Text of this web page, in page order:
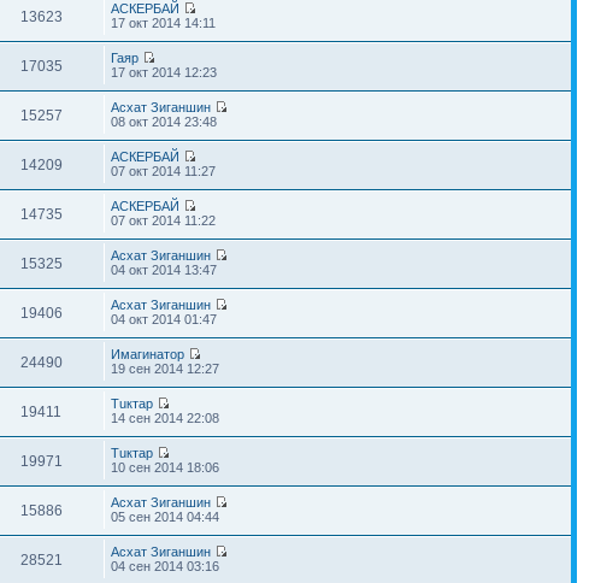
13623
АСКЕРБАЙ
17 окт 2014 14:11
17035
Гаяр
17 окт 2014 12:23
15257
Асхат Зиганшин
08 окт 2014 23:48
14209
АСКЕРБАЙ
07 окт 2014 11:27
14735
АСКЕРБАЙ
07 окт 2014 11:22
15325
Асхат Зиганшин
04 окт 2014 13:47
19406
Асхат Зиганшин
04 окт 2014 01:47
24490
Имагинатор
19 сен 2014 12:27
19411
Тuктар
14 сен 2014 22:08
19971
Тuктар
10 сен 2014 18:06
15886
Асхат Зиганшин
05 сен 2014 04:44
28521
Асхат Зиганшин
04 сен 2014 03:16